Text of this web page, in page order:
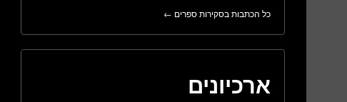
כל הכתבות בסקירות ספרים ←
ארכיונים